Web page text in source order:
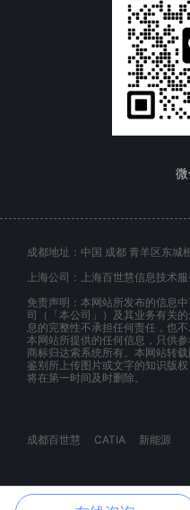
成都地址：中国 成都 青羊区东城
上海公司：上海百世慧信息技术
免责声明：本网站所发布的信息
司（「本公司」）及其业务有关
息的完整性不承担任何责任，也
本网站所提供的任何信息，只供
商标归达索系统所有。本网站转
鉴别所上传图片或文字的知识版
将在第一时间及时删除。
成都百世慧 CATIA 新能源